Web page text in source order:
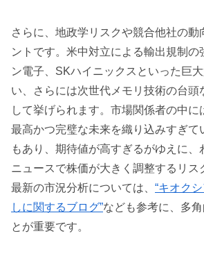
さらに、地政学リスクや競合他社の動
ントです。米中対立による輸出規制の
ン電子、SKハイニックスといった巨
い、さらには次世代メモリ技術の台頭
して挙げられます。市場関係者の中に
最高かつ完璧な未来を織り込みすぎて
もあり、期待値が高すぎるがゆえに
ニュースで株価が大きく調整するリス
最新の市況分析については、 “キオク
しに関するブログ”なども参考に、多
とが重要です。